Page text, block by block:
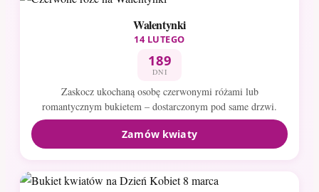
Walentynki
14 LUTEGO
189
DNI
Zaskocz ukochaną osobę czerwonymi różami lub
romantycznym bukietem – dostarczonym pod same drzwi.
Zamów kwiaty